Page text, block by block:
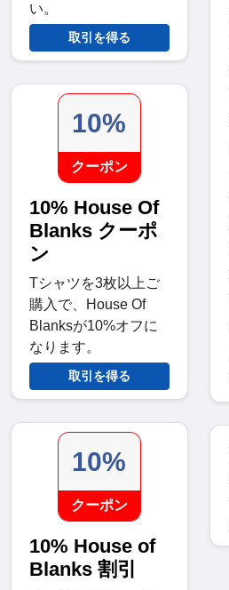
い。
取引を得る
10%
クーポン
10% House Of
Blanks クーポ
ン
Tシャツを3枚以上ご
購入で、House Of
Blanksが10%オフに
なります。
取引を得る
10%
クーポン
10% House of
Blanks 割引